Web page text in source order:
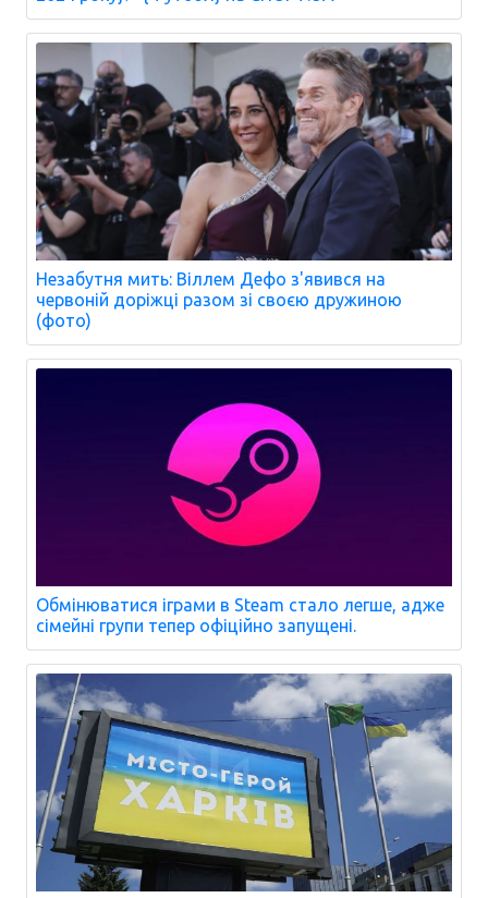
Незабутня мить: Віллем Дефо з'явився на
червоній доріжці разом зі своєю дружиною
(фото)
Обмінюватися іграми в Steam стало легше, адже
сімейні групи тепер офіційно запущені.